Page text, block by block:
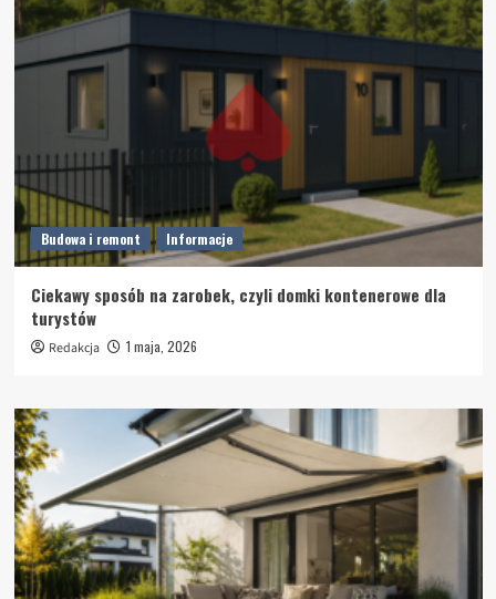
Budowa i remont Informacje
Ciekawy sposób na zarobek, czyli domki kontenerowe dla
turystów
Redakcja 1 maja, 2026